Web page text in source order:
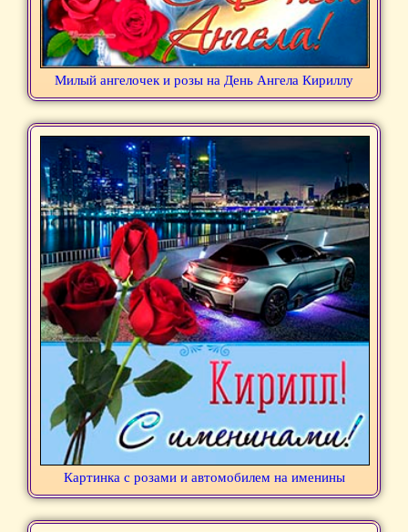
Милый ангелочек и розы на День Ангела Кириллу
Картинка с розами и автомобилем на именины